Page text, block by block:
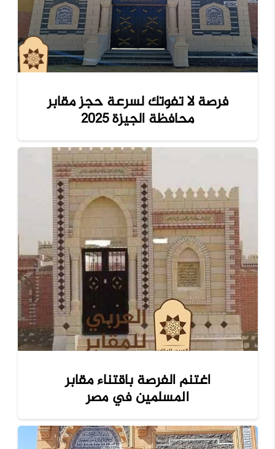
فرصة لا تفوتك لسرعة حجز مقابر
محافظة الجيزة 2025
اغتنم الفرصة باقتناء مقابر
المسلمين في مصر